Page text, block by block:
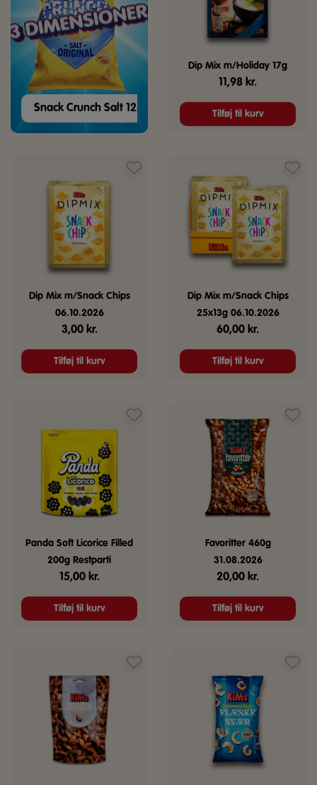
Snack Crunch Salt 125g
Dip Mix m/Holiday 17g
11,98 kr.
Tilføj til kurv
Dip Mix m/Snack Chips
06.10.2026
3,00 kr.
Tilføj til kurv
Dip Mix m/Snack Chips
25x13g 06.10.2026
60,00 kr.
Tilføj til kurv
Panda Soft Licorice Filled
200g Restparti
15,00 kr.
Tilføj til kurv
Favoritter 460g
31.08.2026
20,00 kr.
Tilføj til kurv